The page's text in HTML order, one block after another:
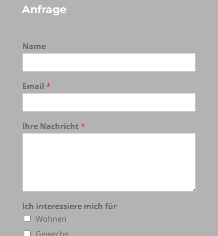
Anfrage
Name
Email *
Ihre Nachricht*
Ich interessiere mich für
Wohnen